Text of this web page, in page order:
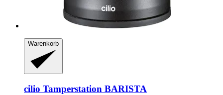
Warenkorb
cilio Tamperstation BARISTA